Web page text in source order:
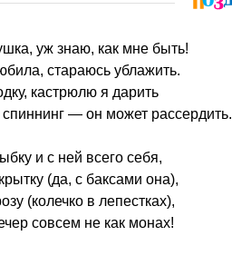
уж знаю, как мне быть!
стараюсь ублажить.
кастрюлю я дарить
— он может рассердить.
и с ней всего себя,
(да, с баксами она),
(колечко в лепестках),
совсем не как монах!